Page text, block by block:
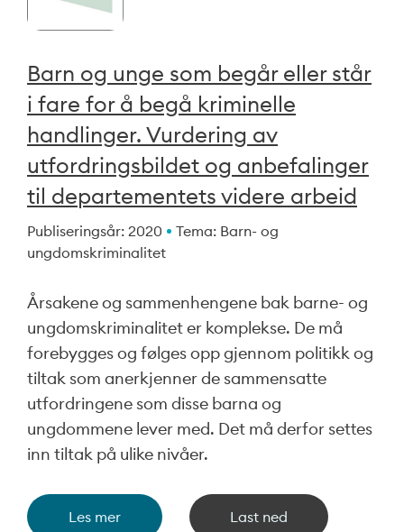
Barn og unge som begår eller står
i fare for å begå kriminelle
handlinger. Vurdering av
utfordringsbildet og anbefalinger
til departementets videre arbeid
Publiseringsår: 2020
Tema: Barn- og
ungdomskriminalitet
Årsakene og sammenhengene bak barne- og
ungdomskriminalitet er komplekse. De må
forebygges og følges opp gjennom politikk og
tiltak som anerkjenner de sammensatte
utfordringene som disse barna og
ungdommene lever med. Det må derfor settes
inn tiltak på ulike nivåer.
Les mer Last ned